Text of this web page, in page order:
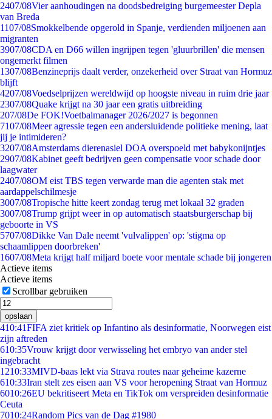
2407/08Vier aanhoudingen na doodsbedreiging burgemeester Depla
van Breda
1107/08Smokkelbende opgerold in Spanje, verdienden miljoenen aan
migranten
3907/08CDA en D66 willen ingrijpen tegen 'gluurbrillen' die mensen
ongemerkt filmen
1307/08Benzineprijs daalt verder, onzekerheid over Straat van Hormuz
blijft
4207/08Voedselprijzen wereldwijd op hoogste niveau in ruim drie jaar
2307/08Quake krijgt na 30 jaar een gratis uitbreiding
207/08De FOK!Voetbalmanager 2026/2027 is begonnen
7107/08Meer agressie tegen een andersluidende politieke mening, laat
jij je intimideren?
3207/08Amsterdams dierenasiel DOA overspoeld met babykonijntjes
2907/08Kabinet geeft bedrijven geen compensatie voor schade door
laagwater
2407/08OM eist TBS tegen verwarde man die agenten stak met
aardappelschilmesje
3007/08Tropische hitte keert zondag terug met lokaal 32 graden
3007/08Trump grijpt weer in op automatisch staatsburgerschap bij
geboorte in VS
5707/08Dikke Van Dale neemt 'vulvalippen' op: 'stigma op
schaamlippen doorbreken'
1607/08Meta krijgt half miljard boete voor mentale schade bij jongeren
Actieve items
Actieve items
Scrollbar gebruiken
opslaan
410:41FIFA ziet kritiek op Infantino als desinformatie, Noorwegen eist
zijn aftreden
610:35Vrouw krijgt door verwisseling het embryo van ander stel
ingebracht
1210:33MIVD-baas lekt via Strava routes naar geheime kazerne
610:33Iran stelt zes eisen aan VS voor heropening Straat van Hormuz
6010:26EU bekritiseert Meta en TikTok om verspreiden desinformatie
Ceuta
7010:24Random Pics van de Dag #1980